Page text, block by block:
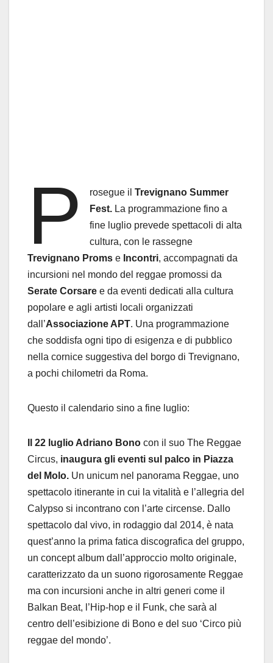
P rosegue ilTrevignano Summer
Fest. La programmazione fino a
fine luglio prevede spettacoli di alta
cultura, con le rassegne
Trevignano Proms e Incontri, accompagnati da
incursioni nel mondo del reggae promossi da
Serate Corsare e da eventi dedicati alla cultura
popolare e agli artisti locali organizzati
dall’Associazione APT. Una programmazione
che soddisfa ogni tipo di esigenza e di pubblico
nella cornice suggestiva del borgo di Trevignano,
a pochi chilometri da Roma.
Questo il calendario sino a fine luglio:
Il 22 luglio Adriano Bono con il suo The Reggae
Circus, inaugura gli eventi sul palco in Piazza
del Molo. Un unicum nel panorama Reggae, uno
spettacolo itinerante in cui la vitalità e l’allegria del
Calypso si incontrano con l’arte circense. Dallo
spettacolo dal vivo, in rodaggio dal 2014, è nata
quest’anno la prima fatica discografica del gruppo,
un concept album dall’approccio molto originale,
caratterizzato da un suono rigorosamente Reggae
ma con incursioni anche in altri generi come il
Balkan Beat, l’Hip-hop e il Funk, che sarà al
centro dell’esibizione di Bono e del suo ‘Circo più
reggae del mondo’.